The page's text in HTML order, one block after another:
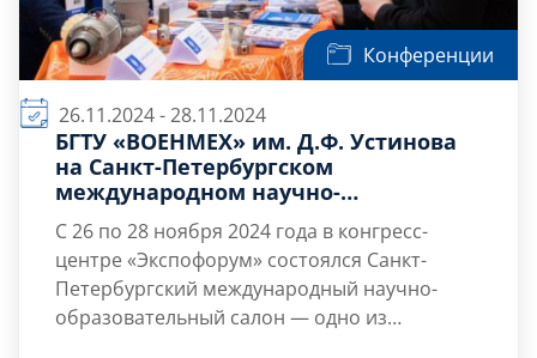
Конференции
26.11.2024 - 28.11.2024
БГТУ «ВОЕНМЕХ» им. Д.Ф. Устинова
на Санкт-Петербургском
международном научно-
образовательном салоне
С 26 по 28 ноября 2024 года в конгресс-
центре «Экспофорум» состоялся Санкт-
Петербургский международный научно-
образовательный салон — одно из